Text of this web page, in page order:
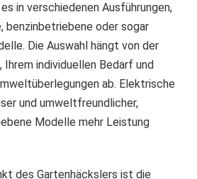
in verschiedenen Ausführungen,
benzinbetriebene oder sogar
Die Auswahl hängt von der
Ihrem individuellen Bedarf und
ab. Elektrische
und umweltfreundlicher,
Modelle mehr Leistung
des Gartenhäckslers ist die